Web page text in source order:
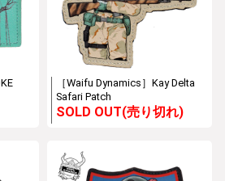
［Waifu Dynamics］Kay Delta
Safari Patch
SOLD OUT(売り切れ)